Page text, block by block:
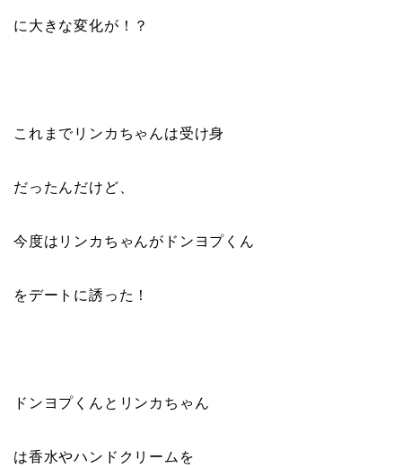
に大きな変化が！？
これまでリンカちゃんは受け身
だったんだけど、
今度はリンカちゃんがドンヨプくん
をデートに誘った！
ドンヨプくんとリンカちゃん
は香水やハンドクリームを